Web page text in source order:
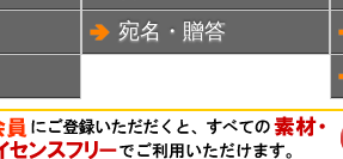
宛名・贈答